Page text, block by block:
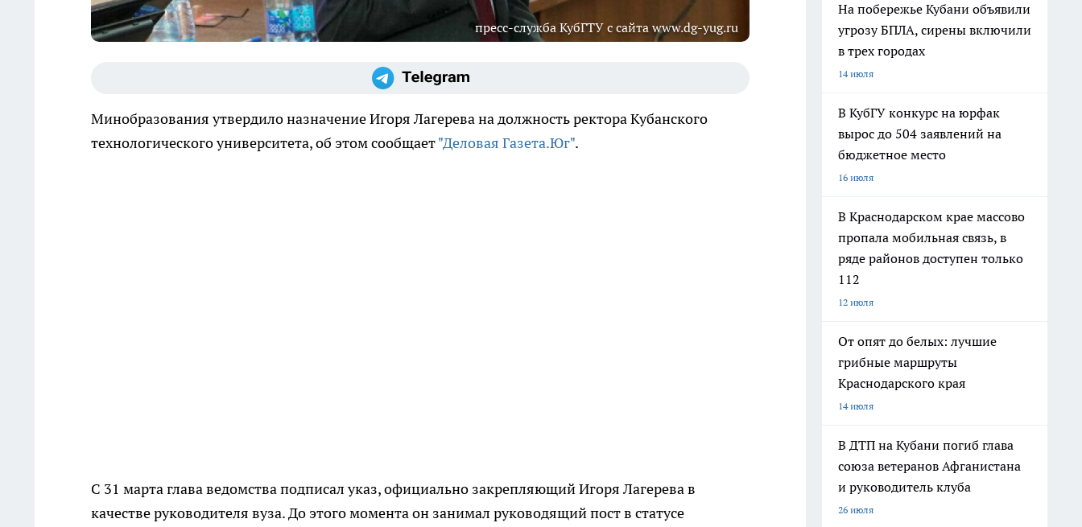
пресс-служба КубГТУ с сайта www.dg-yug.ru
Минобразования утвердило назначение Игоря Лагерева на должность ректора Кубанского
технологического университета, об этом сообщает"Деловая Газета.Юг".
С 31 марта глава ведомства подписал указ, официально закрепляющий Игоря Лагерева в
качестве руководителя вуза. До этого момента он занимал руководящий пост в статусе
На побережье Кубани объявили
угрозу БПЛА, сирены включили
в трех городах
14 июля
В КубГУ конкурс на юрфак
вырос до 504 заявлений на
бюджетное место
16 июля
В Краснодарском крае массово
пропала мобильная связь, в
ряде районов доступен только
112
12 июля
От опят до белых: лучшие
грибные маршруты
Краснодарского края
14 июля
В ДТП на Кубани погиб глава
союза ветеранов Афганистана
и руководитель клуба
26 июля